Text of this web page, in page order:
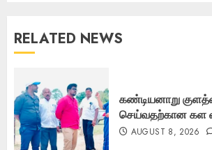
RELATED NEWS
கண்டியனாறு
செய்வதற்கான கள
AUGUST 8, 2026